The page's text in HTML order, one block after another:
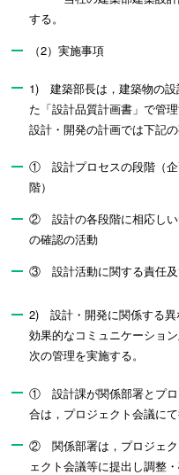
する。
（2）実施事項
1) 建築部長は，建築物の設
た「設計品質計画書」で管理
設計・開発の計画では下記の
① 設計プロセスの段階（企
階）
② 設計の各段階に相応しい
の確認の活動
③ 設計活動に関する責任及
2) 設計・開発に関係する異
効果的なコミュニケーショ
次の管理を実施する。
① 設計課が関係部署とプロ
合は，プロジェクト会議にて
② 関係部署は，プロジェク
ェクト会議等に提出し調整・